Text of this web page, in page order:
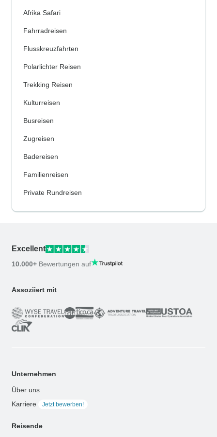
Afrika Safari
Fahrradreisen
Flusskreuzfahrten
Polarlichter Reisen
Trekking Reisen
Kulturreisen
Busreisen
Zugreisen
Badereisen
Familienreisen
Private Rundreisen
Excellent
10.000+ Bewertungen auf
Assoziiert mit
Unternehmen
Über uns
Karriere
Jetzt bewerben!
Reisende